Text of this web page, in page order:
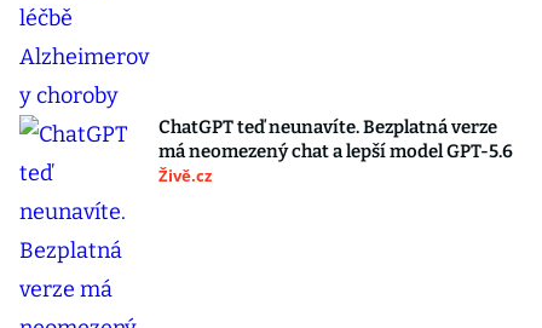
ChatGPT teď neunavíte. Bezplatná verze
má neomezený chat a lepší model GPT-5.6
Živě.cz